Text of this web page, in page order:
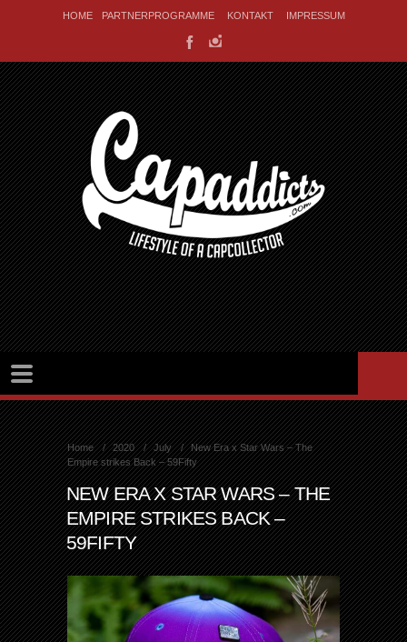
HOME PARTNERPROGRAMME KONTAKT IMPRESSUM
Home 2020 July
New Era x Star Wars – The
Empire strikes Back – 59Fifty
NEW ERA X STAR WARS – THE
EMPIRE STRIKES BACK –
59FIFTY